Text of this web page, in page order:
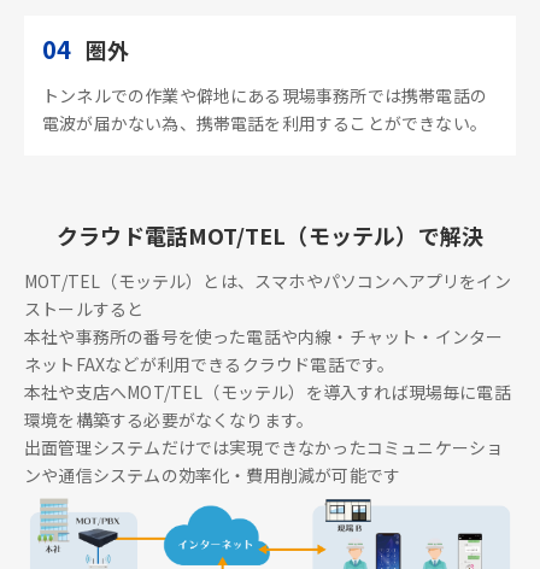
04 圏外
トンネルでの作業や僻地にある現場事務所では携帯電話の
電波が届かない為、携帯電話を利用することができない。
クラウド電話MOT/TEL（モッテル）で解決
MOT/TEL（モッテル）とは、スマホやパソコンへアプリをイン
ストールすると
本社や事務所の番号を使った電話や内線・チャット・インター
ネットFAXなどが利用できるクラウド電話です。
本社や支店へMOT/TEL（モッテル）を導入すれば現場毎に電話
環境を構築する必要がなくなります。
出面管理システムだけでは実現できなかったコミュニケーショ
ンや通信システムの効率化・費用削減が可能です